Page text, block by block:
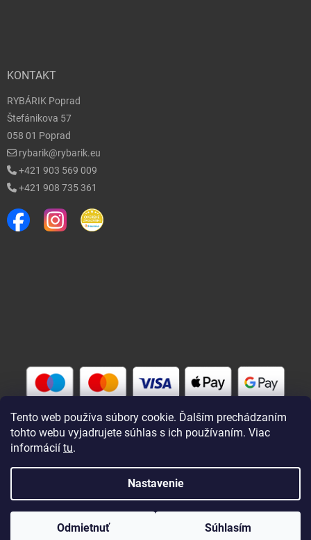
Tento web používa súbory cookie. Ďalším prechádzaním
tohto webu vyjadrujete súhlas s ich používaním. Viac
informácií tu.
Nastavenie
Odmietnuť Súhlasím
KONTAKT
RYBÁRIK Poprad
Štefánikova 57
058 01 Poprad
rybarik@rybarik.eu
+421 903 569 009
+421 908 735 361
Rybárik eu - rybárske potreby
vyhradené.
Upraviť nastavenie cookies